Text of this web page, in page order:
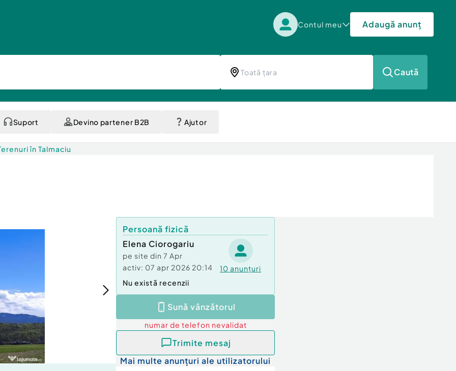
Contul meu Adaugă anunț
Caută
Suport Devino partener B2B Ajutor
în Talmaciu
Persoană fizică
Elena Ciorogariu
pe site din 7 Apr
activ: 07 apr 2026 20:14 10 anunțuri
Nu există recenzii
Sună vânzătorul
numar de telefon nevalidat
Trimite mesaj
Mai multe anunțuri ale utilizatorului